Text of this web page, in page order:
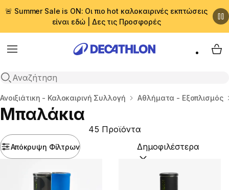
🚨 Summer Sale is ON: Οι πιο hot καλοκαιρινές εκπτώσεις
είναι εδώ | Δες τις Προσφορές
Menu
Αναζήτηση
My
Αρχική σελίδα
Ανοιξιάτικη - Καλοκαιρινή Συλλογή Αθλήματα - Εξοπλισμός
Μπαλάκια
Απόκρυψη Φίλτρων
45 Προϊόντα
Ταξινόμηση κατά: